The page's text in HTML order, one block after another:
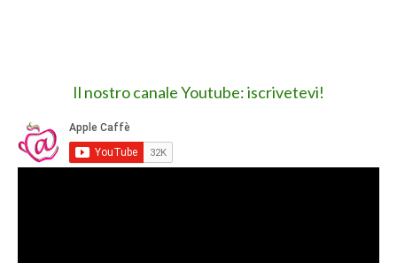
Il nostro canale Youtube: iscrivetevi!